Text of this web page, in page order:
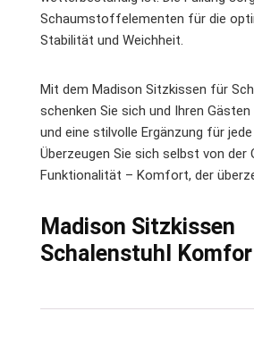
Schaumstoffelementen für die
Stabilität und Weichheit.
Mit dem Madison Sitzkissen für
schenken Sie sich und Ihren
und eine stilvolle Ergänzung für
Überzeugen Sie sich selbst von der
Funktionalität – Komfort, der
Madison Sitzkissen
Schalenstuhl